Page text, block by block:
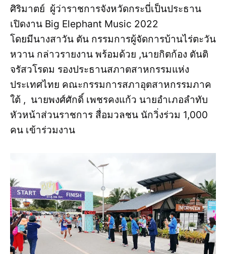
ศิริมาตย์ ผู้ว่าราชการจังหวัดกระบี่เป็นประธาน
เปิดงาน Big Elephant Music 2022
โดยมีนางสาวัน ตัน กรรมการผู้จัดการบ้านไร่ตะวัน
หวาน กล่าวรายงาน พร้อมด้วย ,นายกิตก้อง ตันติ
จรัสวโรดม รองประธานสภาตสาหกรรมแห่ง
ประเทศไทย คณะกรรมการสภาอุตสาหกรรมภาค
ใต้ , นายพงศ์ศักดิ์ เพชรคงแก้ว นายอำเภอลำทับ
หัวหน้าส่วนราชการ สื่อมวลชน นักวิ่งร่วม 1,000
คน เข้าร่วมงาน